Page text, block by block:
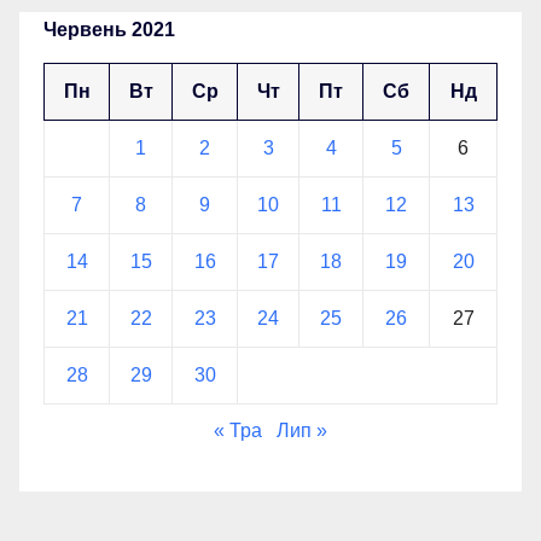
Червень 2021
Пн Вт Ср Чт Пт Сб Нд
1 2 3 4 5 6
7 8 9 10 11 12 13
14 15 16 17 18 19 20
21 22 23 24 25 26 27
28 29 30
« Тра Лип »